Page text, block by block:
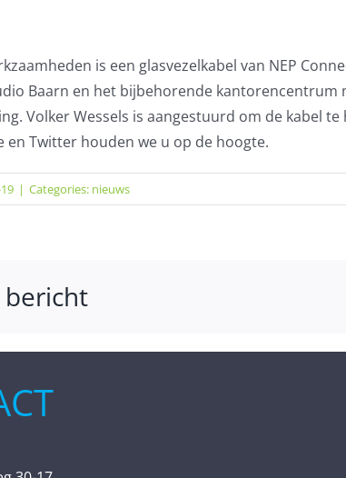
is een glasvezelkabel van NEP
Baarn en het bijbehorende kantorencentrum
Volker Wessels is aangestuurd om de kabel te
en Twitter houden we u op de hoogte.
| Categories: nieuws